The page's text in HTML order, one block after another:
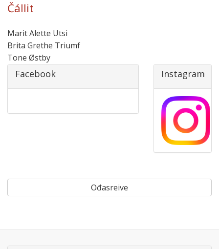
Čállit
Marit Alette Utsi
Brita Grethe Triumf
Tone Østby
Facebook Instagram
Ođasreive